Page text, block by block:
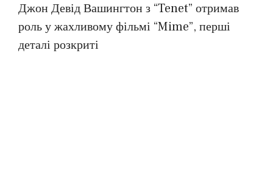
Джон Девід Вашингтон з “Tenet” отримав
роль у жахливому фільмі “Mime”, перші
деталі розкриті